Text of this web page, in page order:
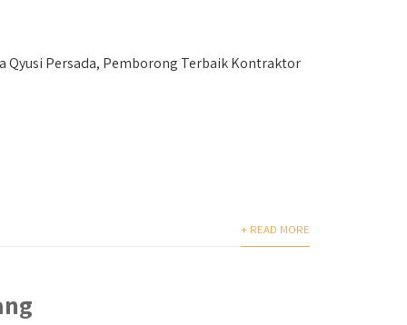
Qyusi Persada, Pemborong Terbaik Kontraktor
+ READ MORE